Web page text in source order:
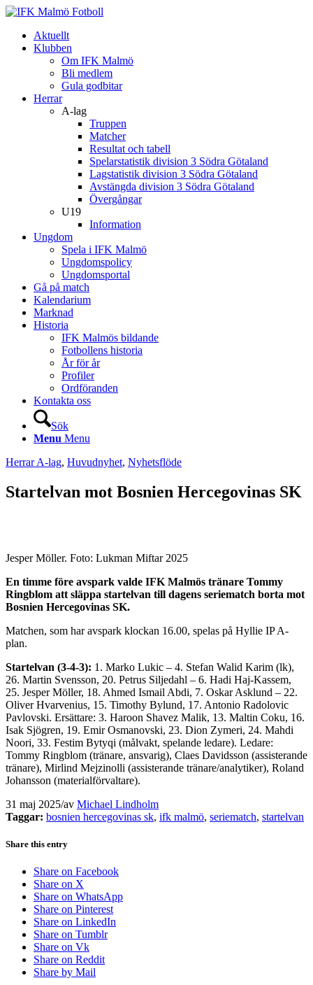
Aktuellt
Klubben
Om IFK Malmö
Bli medlem
Gula godbitar
Herrar
A-lag
Truppen
Matcher
Resultat och tabell
Spelarstatistik division 3 Södra Götaland
Lagstatistik division 3 Södra Götaland
Avstängda division 3 Södra Götaland
Övergångar
U19
Information
Ungdom
Spela i IFK Malmö
Ungdomspolicy
Ungdomsportal
Gå på match
Kalendarium
Marknad
Historia
IFK Malmös bildande
Fotbollens historia
År för år
Profiler
Ordföranden
Kontakta oss
Sök
Menu Menu
Herrar A-lag, Huvudnyhet, Nyhetsflöde
Startelvan mot Bosnien Hercegovinas SK
Jesper Möller. Foto: Lukman Miftar 2025
En timme före avspark valde IFK Malmös tränare Tommy
Ringblom att släppa startelvan till dagens seriematch borta mot
Bosnien Hercegovinas SK.
Matchen, som har avspark klockan 16.00, spelas på Hyllie IP A-
plan.
Startelvan (3-4-3): 1. Marko Lukic – 4. Stefan Walid Karim (lk),
26. Martin Svensson, 20. Petrus Siljedahl – 6. Hadi Haj-Kassem,
25. Jesper Möller, 18. Ahmed Ismail Abdi, 7. Oskar Asklund – 22.
Oliver Hvarvenius, 15. Timothy Bylund, 17. Antonio Radolovic
Pavlovski. Ersättare: 3. Haroon Shavez Malik, 13. Maltin Coku, 16.
Isak Sjögren, 19. Emir Osmanovski, 23. Dion Zymeri, 24. Mahdi
Noori, 33. Festim Bytyqi (målvakt, spelande ledare). Ledare:
Tommy Ringblom (tränare, ansvarig), Claes Davidsson (assisterande
tränare), Mirlind Mejzinolli (assisterande tränare/analytiker), Roland
Johansson (materialförvaltare).
31 maj 2025/av Michael Lindholm
Taggar: bosnien hercegovinas sk, ifk malmö, seriematch, startelvan
Share this entry
Share on Facebook
Share on X
Share on WhatsApp
Share on Pinterest
Share on LinkedIn
Share on Tumblr
Share on Vk
Share on Reddit
Share by Mail